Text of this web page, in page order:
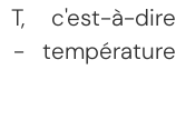
c'est-à-dire
- température